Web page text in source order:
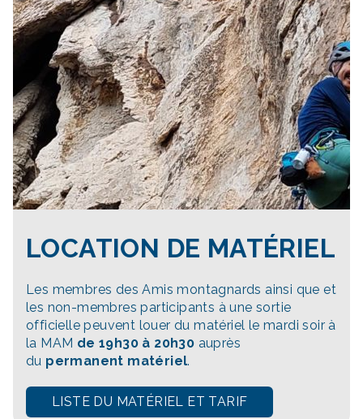
LOCATION DE MATÉRIEL
Les membres des Amis montagnards ainsi que et
les non-membres participants à une sortie
officielle peuvent louer du matériel le mardi soir à
la MAM de 19h30 à 20h30 auprès
du permanent matériel.
LISTE DU MATÉRIEL ET TARIF